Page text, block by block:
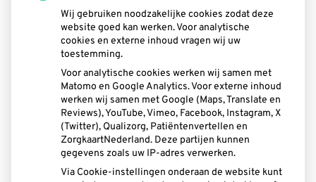
U heeft geen toestemming gegeven voor
externe inhouddie nodig is om dit te
zien.
Cookie-instellingen wijzigen
Wij gebruiken noodzakelijke cookies zodat deze
website goed kan werken. Voor analytische
cookies en externe inhoud vragen wij uw
toestemming.
Voor analytische cookies werken wij samen met
Matomo en Google Analytics. Voor externe inhoud
werken wij samen met Google (Maps, Translate en
Reviews), YouTube, Vimeo, Facebook, Instagram, X
(Twitter), Qualizorg, Patiëntenvertellen en
ZorgkaartNederland. Deze partijen kunnen
gegevens zoals uw IP-adres verwerken.
Via Cookie-instellingen onderaan de website kunt